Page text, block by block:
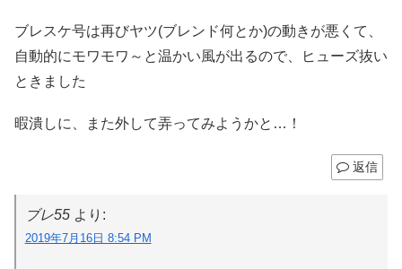
ブレスケ号は再びヤツ(ブレンド何とか)の動きが悪くて、
自動的にモワモワ～と温かい風が出るので、ヒューズ抜い
ときました
暇潰しに、また外して弄ってみようかと…！
返信
ブレ55 より:
2019年7月16日 8:54 PM